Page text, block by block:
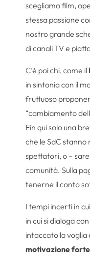
scegliamo film,
stessa passione
nostro grande
di canali TV e
C’è poi chi, come il
in sintonia con il
fruttuoso
“cambiamento
Fin qui solo una
che le SdC stanno
spettatori, o –
comunità. Sulla
tenerne il conto
I tempi incerti in
in cui si dialoga
intaccato la voglia
motivazione